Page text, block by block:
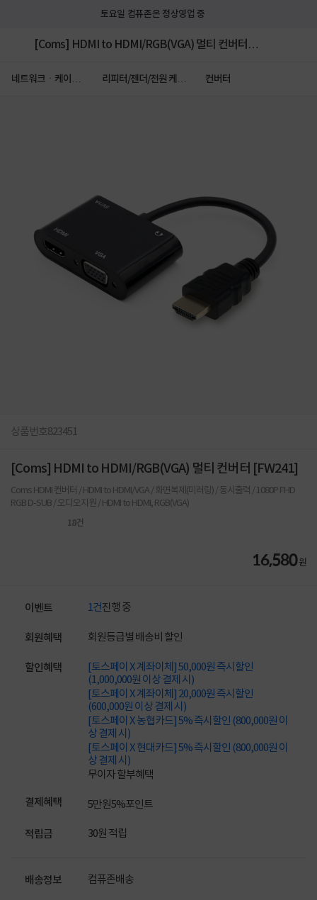
토요일 컴퓨존은 정상영업 중
[Coms] HDMI to HDMI/RGB(VGA) 멀티 컨버터
네트워크ㆍ케이블
리피터/젠더/전원 케이
컨버터
상품번호823451
[Coms] HDMI to HDMI/RGB(VGA) 멀티 컨버터 [FW241]
Coms HDMI 컨버터 / HDMI to HDMI/VGA / 화면복제(미러링) / 동시출력 / 1080P FHD
RGB D-SUB / 오디오지원 / HDMI to HDMI, RGB(VGA)
18건
16,580원
이벤트 1건진행 중
회원혜택 회원등급별 배송비 할인
할인혜택
[토스페이 X 계좌이체] 50,000원 즉시할인
(1,000,000원 이상 결제 시)
[토스페이 X 계좌이체] 20,000원 즉시할인
(600,000원 이상 결제 시)
[토스페이 X 농협카드] 5% 즉시할인 (800,000원 이
상 결제 시)
[토스페이 X 현대카드] 5% 즉시할인 (800,000원 이
상 결제 시)
무이자 할부혜택
결제혜택 5만원5%포인트
적립금 30원 적립
배송정보 컴퓨존배송